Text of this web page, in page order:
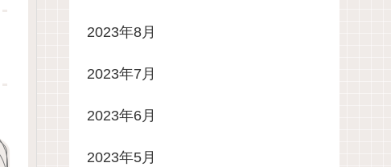
2023年8月
2023年7月
2023年6月
2023年5月